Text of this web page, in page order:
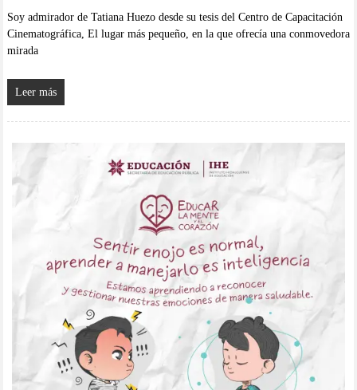
Soy admirador de Tatiana Huezo desde su tesis del Centro de Capacitación
Cinematográfica, El lugar más pequeño, en la que ofrecía una conmovedora
mirada
Leer más